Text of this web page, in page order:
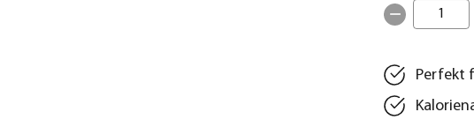
1
Perfekt